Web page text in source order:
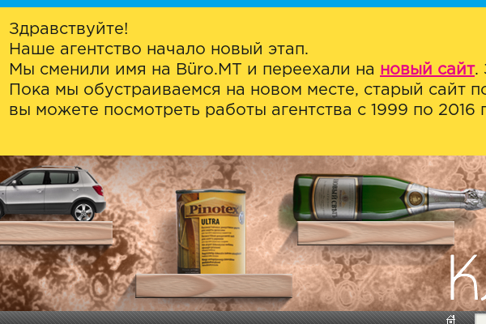
Здравствуйте!
Наше агентство начало новый этап.
Мы сменили имя на Büro.MT и переехали на новый сайт.
Пока мы обустраиваемся на новом месте, старый сайт
вы можете посмотреть работы агентства с 1999 по 2016